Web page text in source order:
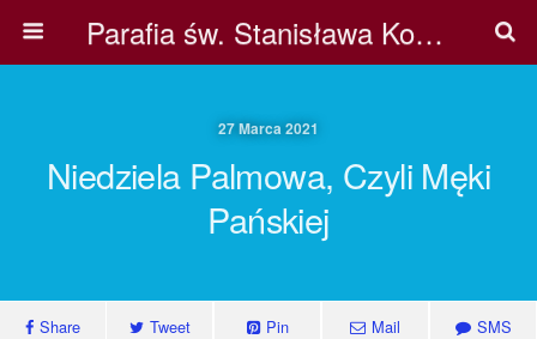
Parafia św. Stanisława Kostki w Pile
27 Marca 2021
Niedziela Palmowa, Czyli Męki
Pańskiej
Share Tweet Pin Mail SMS